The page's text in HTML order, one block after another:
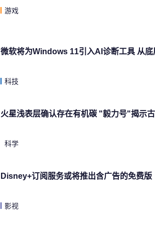
游戏
微软将为Windows 11引入AI诊断工具 从
科技
火星浅表层确认存在有机碳 "毅力号"揭示
科学
Disney+订阅服务或将推出含广告的免费版
影视